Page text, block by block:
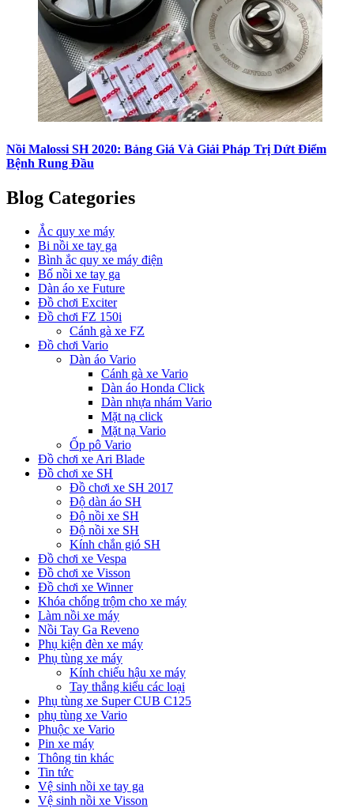
Nồi Malossi SH 2020: Bảng Giá Và Giải Pháp Trị Dứt Điểm
Bệnh Rung Đầu
Blog Categories
Ắc quy xe máy
Bi nồi xe tay ga
Bình ắc quy xe máy điện
Bố nồi xe tay ga
Dàn áo xe Future
Đồ chơi Exciter
Đồ chơi FZ 150i
Cánh gà xe FZ
Đồ chơi Vario
Dàn áo Vario
Cánh gà xe Vario
Dàn áo Honda Click
Dàn nhựa nhám Vario
Mặt nạ click
Mặt nạ Vario
Ốp pô Vario
Đồ chơi xe Ari Blade
Đồ chơi xe SH
Đồ chơi xe SH 2017
Độ dàn áo SH
Độ nồi xe SH
Độ nồi xe SH
Kính chắn gió SH
Đồ chơi xe Vespa
Đồ chơi xe Visson
Đồ chơi xe Winner
Khóa chống trộm cho xe máy
Làm nồi xe máy
Nồi Tay Ga Reveno
Phụ kiện đèn xe máy
Phụ tùng xe máy
Kính chiếu hậu xe máy
Tay thắng kiểu các loại
Phụ tùng xe Super CUB C125
phụ tùng xe Vario
Phuộc xe Vario
Pin xe máy
Thông tin khác
Tin tức
Vệ sinh nồi xe tay ga
Vệ sinh nồi xe Visson